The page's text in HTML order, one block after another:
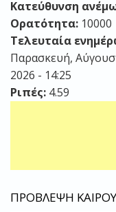
Κατεύθυνση
Ορατότητα: 10000
Τελευταία
Παρασκευή,
2026 - 14:25
Ριπές: 4.59
ΠΡΟΒΛΕΨΗ ΚΑΙΡΟΥ